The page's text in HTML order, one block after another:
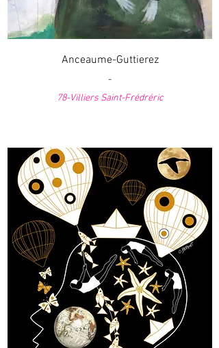
Anceaume-Guttierez
-
78-Villiers Saint-Frédréric